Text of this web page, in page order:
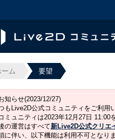
ーム 要望
知らせ(2023/12/27)
もLive2D公式コミュニティをご利用
ミュニティは2023年12月27日 11:00
の運営はすべて新Live2D公式クリエ
に伴い、以下機能は利用不可となりま